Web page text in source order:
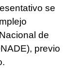
se
de
previo